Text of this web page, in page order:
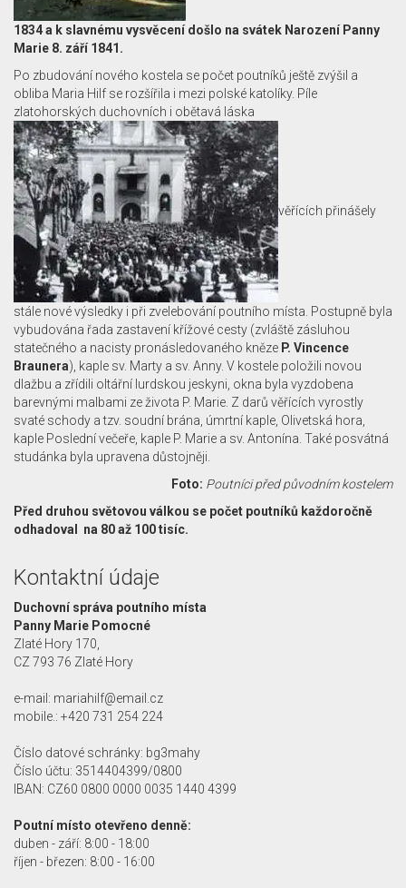
1834 a k slavnému vysvěcení došlo na svátek Narození Panny
Marie 8. září 1841.
Po zbudování nového kostela se počet poutníků ještě zvýšil a
obliba Maria Hilf se rozšířila i mezi polské katolíky. Píle
zlatohorských duchovních i obětavá láska
věřících přinášely
stále nové výsledky i při zvelebování poutního místa. Postupně byla
vybudována řada zastavení křížové cesty (zvláště zásluhou
statečného a nacisty pronásledovaného kněze P. Vincence
Braunera), kaple sv. Marty a sv. Anny. V kostele položili novou
dlažbu a zřídili oltářní lurdskou jeskyni, okna byla vyzdobena
barevnými malbami ze života P. Marie. Z darů věřících vyrostly
svaté schody a tzv. soudní brána, úmrtní kaple, Olivetská hora,
kaple Poslední večeře, kaple P. Marie a sv. Antonína. Také posvátná
studánka byla upravena důstojněji.
Foto: Poutníci před původním kostelem
Před druhou světovou válkou se počet poutníků každoročně
odhadoval na 80 až 100 tisíc.
Kontaktní údaje
Duchovní správa poutního místa
Panny Marie Pomocné
Zlaté Hory 170,
CZ 793 76 Zlaté Hory
e-mail: mariahilf@email.cz
mobile.: +420 731 254 224
Číslo datové schránky: bg3mahy
Číslo účtu: 3514404399/0800
IBAN: CZ60 0800 0000 0035 1440 4399
Poutní místo otevřeno denně:
duben - září: 8:00 - 18:00
říjen - březen: 8:00 - 16:00